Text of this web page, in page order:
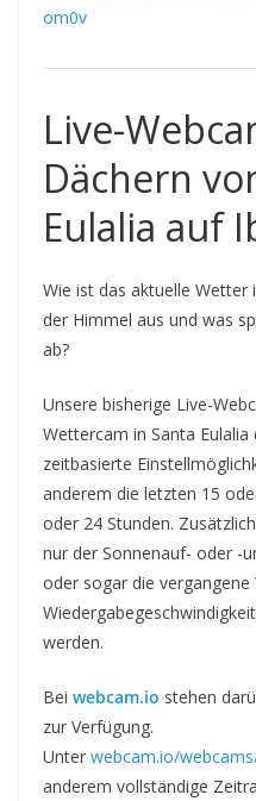
om0v
Live-
Dächern
Eulalia auf
Wie ist das aktuelle Wetter
der Himmel aus und was
ab?
Unsere bisherige Live-
Wettercam in Santa
zeitbasierte
anderem die letzten 15
oder 24 Stunden.
nur der Sonnenauf- oder -
oder sogar die vergangene
werden.
Bei webcam.io stehen
zur Verfügung.
Unter webcam.io/
anderem vollständige